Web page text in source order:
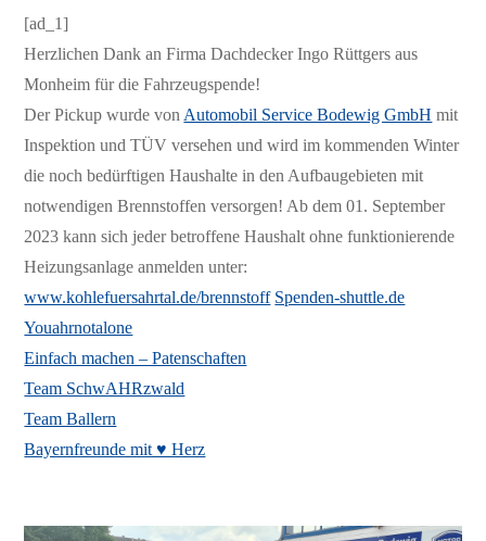
[ad_1]
Herzlichen Dank an Firma Dachdecker Ingo Rüttgers aus
Monheim für die Fahrzeugspende!
Der Pickup wurde von Automobil Service Bodewig GmbH mit
Inspektion und TÜV versehen und wird im kommenden Winter
die noch bedürftigen Haushalte in den Aufbaugebieten mit
notwendigen Brennstoffen versorgen! Ab dem 01. September
2023 kann sich jeder betroffene Haushalt ohne funktionierende
Heizungsanlage anmelden unter:
www.kohlefuersahrtal.de/brennstoff Spenden-shuttle.de
Youahrnotalone
Einfach machen – Patenschaften
Team SchwAHRzwald
Team Ballern
Bayernfreunde mit ♥️ Herz